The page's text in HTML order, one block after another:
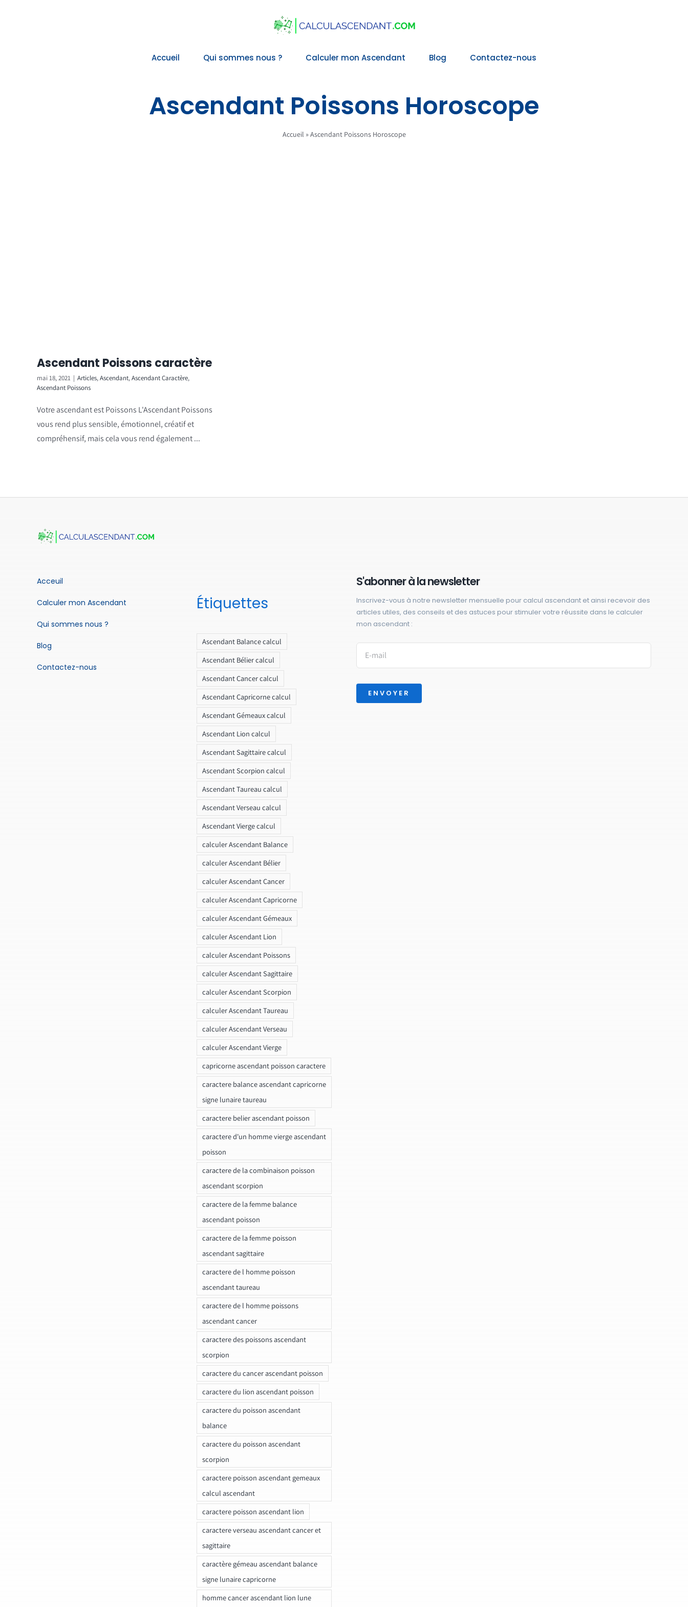
Accueil Qui sommes nous ? Calculer mon Ascendant Blog Contactez-nous
Ascendant Poissons Horoscope
Accueil »Ascendant Poissons Horoscope
Ascendant Poissons caractère
mai 18, 2021 | Articles,Ascendant,Ascendant Caractère,
Ascendant Poissons
Votre ascendant est Poissons L'Ascendant Poissons
vous rend plus sensible, émotionnel, créatif et
compréhensif, mais cela vous rend également ...
Acceuil
Calculer mon Ascendant
Qui sommes nous ?
Blog
Contactez-nous
Étiquettes
Ascendant Balance calcul
Ascendant Bélier calcul
Ascendant Cancer calcul
Ascendant Capricorne calcul
Ascendant Gémeaux calcul
Ascendant Lion calcul
Ascendant Sagittaire calcul
Ascendant Scorpion calcul
Ascendant Taureau calcul
Ascendant Verseau calcul
Ascendant Vierge calcul
calculer Ascendant Balance
calculer Ascendant Bélier
calculer Ascendant Cancer
calculer Ascendant Capricorne
calculer Ascendant Gémeaux
calculer Ascendant Lion
calculer Ascendant Poissons
calculer Ascendant Sagittaire
calculer Ascendant Scorpion
calculer Ascendant Taureau
calculer Ascendant Verseau
calculer Ascendant Vierge
capricorne ascendant poisson caractere
caractere balance ascendant capricorne
signe lunaire taureau
caractere belier ascendant poisson
caractere d'un homme vierge ascendant
poisson
caractere de la combinaison poisson
ascendant scorpion
caractere de la femme balance
ascendant poisson
caractere de la femme poisson
ascendant sagittaire
caractere de l homme poisson
ascendant taureau
caractere de l homme poissons
ascendant cancer
caractere des poissons ascendant
scorpion
caractere du cancer ascendant poisson
caractere du lion ascendant poisson
caractere du poisson ascendant
balance
caractere du poisson ascendant
scorpion
caractere poisson ascendant gemeaux
calcul ascendant
caractere poisson ascendant lion
caractere verseau ascendant cancer et
sagittaire
caractère gémeau ascendant balance
signe lunaire capricorne
homme cancer ascendant lion lune
S'abonner à la newsletter
Inscrivez-vous à notre newsletter mensuelle pour calcul ascendant et ainsi recevoir des
articles utiles, des conseils et des astuces pour stimuler votre réussite dans le calculer
mon ascendant :
ENVOYER